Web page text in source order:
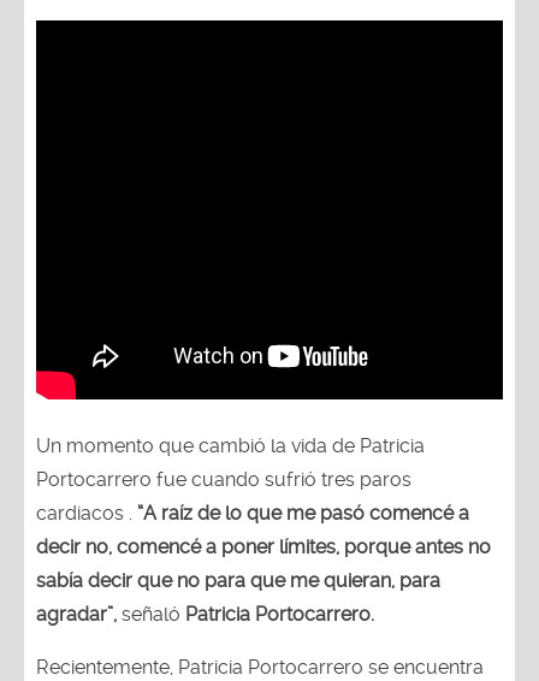
Un momento que cambió la vida de Patricia
Portocarrero fue cuando sufrió tres paros
cardiacos . “A raíz de lo que me pasó comencé a
decir no, comencé a poner límites, porque antes no
sabía decir que no para que me quieran, para
agradar”, señaló Patricia Portocarrero.
Recientemente, Patricia Portocarrero se encuentra